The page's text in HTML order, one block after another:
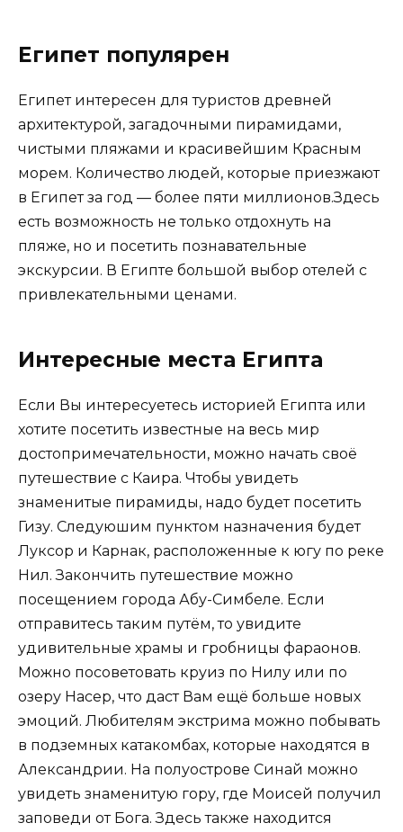
Египет популярен
Египет интересен для туристов древней
архитектурой, загадочными пирамидами,
чистыми пляжами и красивейшим Красным
морем. Количество людей, которые приезжают
в Египет за год — более пяти миллионов.Здесь
есть возможность не только отдохнуть на
пляже, но и посетить познавательные
экскурсии. В Египте большой выбор отелей с
привлекательными ценами.
Интересные места Египта
Если Вы интересуетесь историей Египта или
хотите посетить известные на весь мир
достопримечательности, можно начать своё
путешествие с Каира. Чтобы увидеть
знаменитые пирамиды, надо будет посетить
Гизу. Следуюшим пунктом назначения будет
Луксор и Карнак, расположенные к югу по реке
Нил. Закончить путешествие можно
посещением города Абу-Симбеле. Если
отправитесь таким путём, то увидите
удивительные храмы и гробницы фараонов.
Можно посоветовать круиз по Нилу или по
озеру Насер, что даст Вам ещё больше новых
эмоций. Любителям экстрима можно побывать
в подземных катакомбах, которые находятся в
Александрии. На полуострове Синай можно
увидеть знаменитую гору, где Моисей получил
заповеди от Бога. Здесь также находится